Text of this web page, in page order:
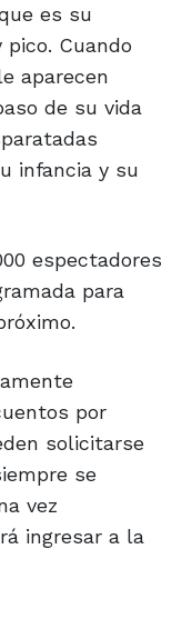
es su
Cuando
aparecen
de su vida
infancia y su
espectadores
para
por
solicitarse
se
vez
ingresar a la